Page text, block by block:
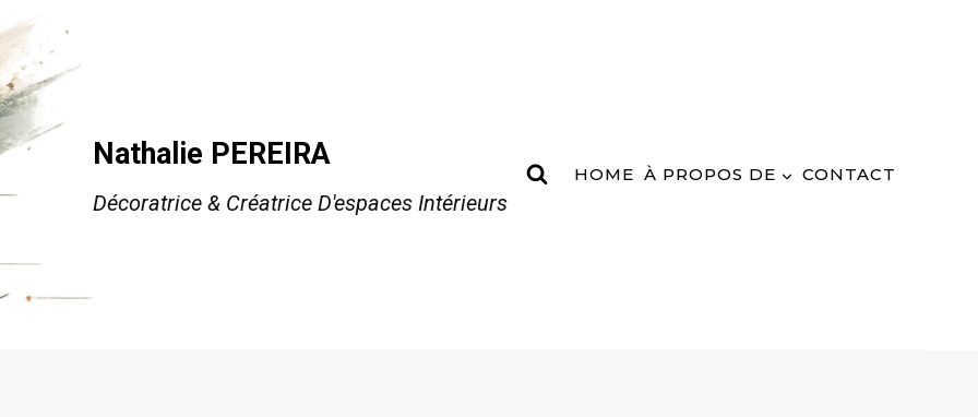
Nathalie PEREIRA
Décoratrice & Créatrice D'espaces Intérieurs
HOME À PROPOS DE CONTACT